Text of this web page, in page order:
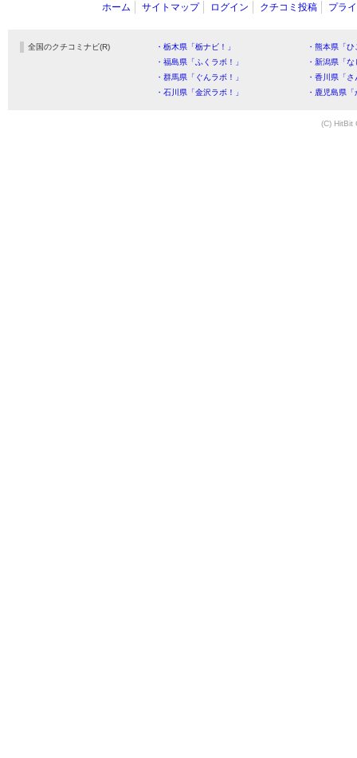
ホーム サイトマップ ログイン クチコミ投稿 プラ
全国のクチコミナビ(R) ・栃木県「栃ナビ！」
・熊本県「
・福島県「ふくラボ！」
・新潟県「
・群馬県「ぐんラボ！」
・香川県「
・石川県「金沢ラボ！」
・鹿児島県
(C) HitBit